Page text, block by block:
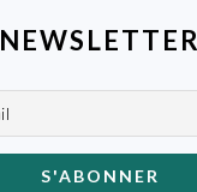
NEWSLETTER